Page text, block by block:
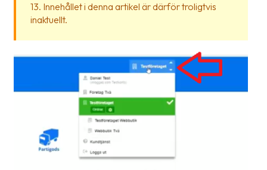
Vad
svar
13. Innehållet i denna artikel är därför troligtvis
inaktuellt.